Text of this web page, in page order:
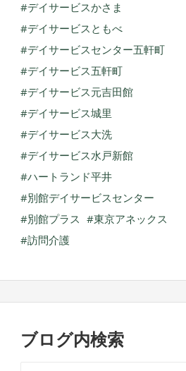
デイサービスかさま
デイサービスともべ
デイサービスセンター五軒町
デイサービス五軒町
デイサービス元吉田館
デイサービス城里
デイサービス大洗
デイサービス水戸新館
ハートランド平井
別館デイサービスセンター
別館プラス
東京アネックス
訪問介護
ブログ内検索